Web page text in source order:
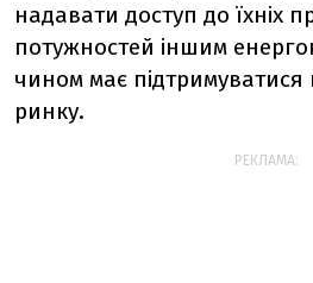
надавати доступ до їхніх
потужностей іншим
чином має підтримуватися
ринку.
РЕКЛАМА: